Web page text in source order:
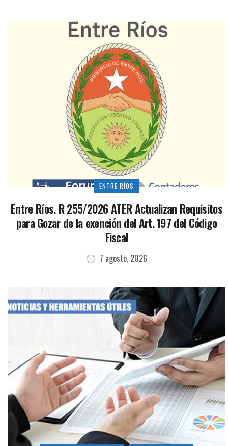
ENTRE RÍOS
Entre Ríos. R 255/2026 ATER Actualizan Requisitos
para Gozar de la exención del Art. 197 del Código
Fiscal
7 agosto, 2026